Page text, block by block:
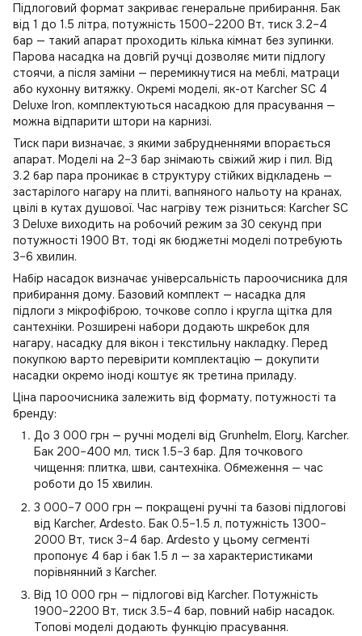
Підлоговий формат закриває генеральне прибирання. Бак
від 1 до 1.5 літра, потужність 1500–2200 Вт, тиск 3.2–4
бар — такий апарат проходить кілька кімнат без зупинки.
Парова насадка на довгій ручці дозволяє мити підлогу
стоячи, а після заміни — перемикнутися на меблі, матраци
або кухонну витяжку. Окремі моделі, як-от Karcher SC 4
Deluxe Iron, комплектуються насадкою для прасування —
можна відпарити штори на карнизі.
Тиск пари визначає, з якими забрудненнями впорається
апарат. Моделі на 2–3 бар знімають свіжий жир і пил. Від
3.2 бар пара проникає в структуру стійких відкладень —
застарілого нагару на плиті, вапняного нальоту на кранах,
цвілі в кутах душової. Час нагріву теж різниться: Karcher SC
3 Deluxe виходить на робочий режим за 30 секунд при
потужності 1900 Вт, тоді як бюджетні моделі потребують
3–6 хвилин.
Набір насадок визначає універсальність пароочисника для
прибирання дому. Базовий комплект — насадка для
підлоги з мікрофіброю, точкове сопло і кругла щітка для
сантехніки. Розширені набори додають шкребок для
нагару, насадку для вікон і текстильну накладку. Перед
покупкою варто перевірити комплектацію — докупити
насадки окремо іноді коштує як третина приладу.
Ціна пароочисника залежить від формату, потужності та
бренду:
До 3 000 грн — ручні моделі від Grunhelm, Elory, Karcher.
Бак 200–400 мл, тиск 1.5–3 бар. Для точкового
чищення: плитка, шви, сантехніка. Обмеження — час
роботи до 15 хвилин.
3 000–7 000 грн — покращені ручні та базові підлогові
від Karcher, Ardesto. Бак 0.5–1.5 л, потужність 1300–
2000 Вт, тиск 3–4 бар. Ardesto у цьому сегменті
пропонує 4 бар і бак 1.5 л — за характеристиками
порівнянний з Karcher.
Від 10 000 грн — підлогові від Karcher. Потужність
1900–2200 Вт, тиск 3.5–4 бар, повний набір насадок.
Топові моделі додають функцію прасування.